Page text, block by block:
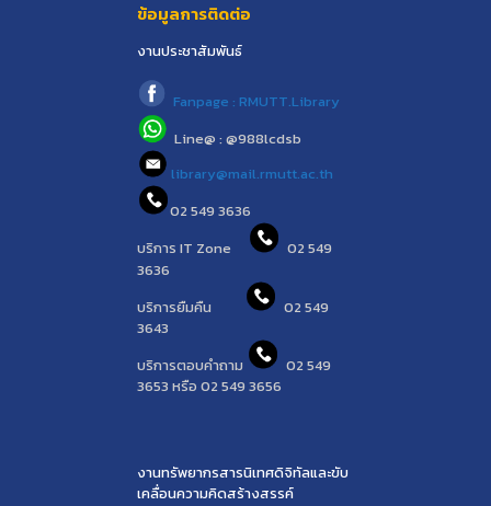
ข้อมูลการติดต่อ
งานประชาสัมพันธ์
Fanpage : RMUTT.Library
Line@ : @988lcdsb
library@mail.rmutt.ac.th
02 549 3636
บริการ IT Zone
02 549
3636
บริการยืมคืน
02 549
3643
บริการตอบคำถาม
02 549
3653 หรือ 02 549 3656
งานทรัพยากรสารนิเทศดิจิทัลและขับ
เคลื่อนความคิดสร้างสรรค์